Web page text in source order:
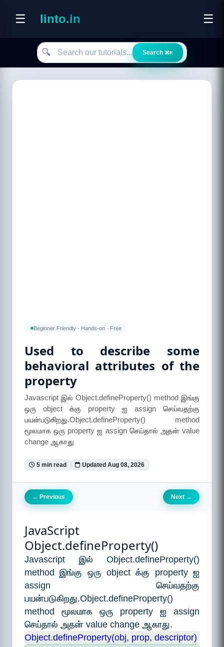
☰ linto.in ☰
Search our tutorials
🔍 Search ⌘K
Beginner Friendly · Hands-on · Free
Used to describe some
behavioral attributes of the
property
Javascript இல் Object.defineProperty() method இங்கு
ஒரு object க்கு property ஐ assign செய்வதற்கு
பயன்படுகிறது.Object.defineProperty() method
மூலமாக ஒரு property ஐ assign செய்தால் அதன் value
change ஆகாது
5 min read Updated Aug 08, 2026
← Previous Next →
JavaScript
Object.defineProperty()
Javascript இல் Object.defineProperty()
method இங்கு ஒரு object க்கு property ஐ
assign செய்வதற்கு
பயன்படுகிறது.Object.defineProperty()
method மூலமாக ஒரு property ஐ assign
செய்தால் அதன் value change ஆகாது.
Object.defineProperty(obj, prop, descriptor)